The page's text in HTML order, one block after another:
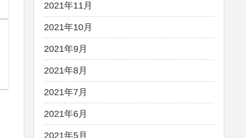
2021年11月
2021年10月
2021年9月
2021年8月
2021年7月
2021年6月
2021年5月